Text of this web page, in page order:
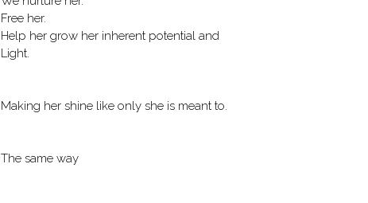
Free her.
Help her grow her inherent potential and
Light.
Making her shine like only she is meant to.
The same way